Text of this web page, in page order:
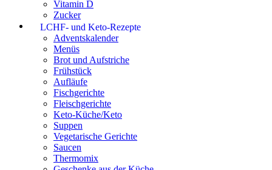
Vitamin D
Zucker
LCHF- und Keto-Rezepte
Adventskalender
Menüs
Brot und Aufstriche
Frühstück
Aufläufe
Fischgerichte
Fleischgerichte
Keto-Küche/Keto
Suppen
Vegetarische Gerichte
Saucen
Thermomix